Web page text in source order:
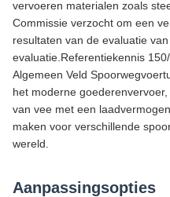
vervoeren materialen zoals
Commissie verzocht om een
resultaten van de evaluatie
evaluatie.Referentiekennis
Algemeen Veld
het moderne
van vee met een
maken voor verschillende
wereld.
Aanpassingsopties